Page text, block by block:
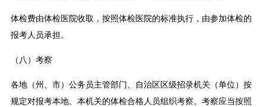
体检费由体检医院收取，按照体检医院的标准执行，由参加体检的
报考人员承担。
（八）考察
各地（州、市）公务员主管部门、自治区区级招录机关（单位）按
规定对报考本地、本机关的体检合格人员组织考察。考察应当按照